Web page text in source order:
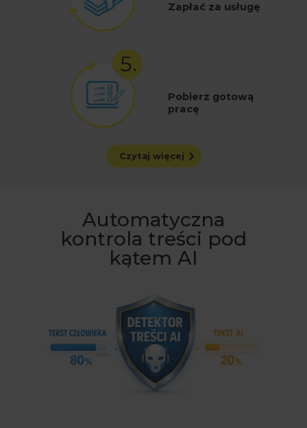
Zapłać za usługę
Pobierz gotową
pracę
Czytaj więcej
Automatyczna
kontrola treści pod
kątem AI